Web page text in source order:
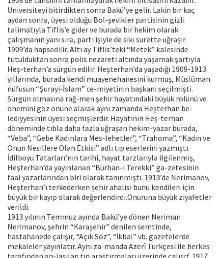
Üniversiteyi bitirdikten sonra Bakü’ye gelir. Lakin bir kaç
aydan sonra, üyesi olduğu Bol-şevikler partisinin gizli
talimatıyla Tiflis’e gider ve burada bir hekim olarak
çalışmanın yanı sıra, parti işiyle de sıkı surette uğraşır.
1909’da hapsedilir. Altı ay Tiflis’teki “Metek” kalesinde
tutulduktan sonra polis nezareti altında yaşamak şartıyla
Heş-terhan’a sürgün edilir. Heşterhan’da yaşadığı 1909-1913
yıllarında, burada kendi muayenehanesini kurmuş, Müslüman
nüfusun “Şurayi-İslam” ce-miyetinin başkanı seçilmişti.
Sürgün olmasına rağ-men şehir hayatındaki büyük rolünü ve
önemini göz önüne alarak aynı zamanda Heşterhan be-
lediyyesinin üyesi seçmişlerdir. Hayatının Heş-terhan
döneminde tıbla daha fazla uğraşan hekim-yazar burada,
“Veba”, “Gebe Kadınlara Mes-lehetler”, “Trahoma”, “Kadın ve
Onun Nesillere Olan Etkisi” adlı tıp eserlerini yazmıştı.
İdilboyu Tatarları’nın tarihi, hayat tarzlarıyla ilgilenmiş,
Heşterhan’da yayınlanan “Bürhan-i Terekki” ga-zetesinin
faal yazarlarından biri olarak tanınmıştı. 1913’de Nerimanov,
Heşterhan’ı terkederken şehir ahalisi bunu kendileri için
büyük bir kayıp olarak değerlendirdi.Onuruna büyük ziyafetler
verildi.
1913 yılının Temmuz ayında Bakü’ye dönen Neriman
Nerimanov, şehrin “Karaşehir” denilen semtinde,
hastahanede çalışır, “Açık Söz”, “İkbal” vb. gazetelerde
mekaleler yayınlatır. Aynı za-manda Azerî Türkçesi ile herkes